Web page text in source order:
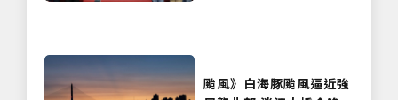
颱風》白海豚颱風逼近強